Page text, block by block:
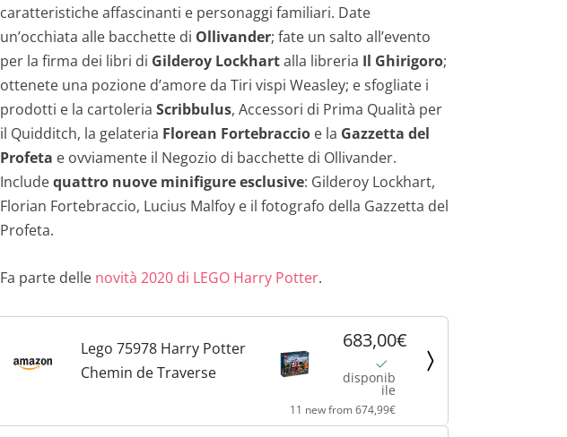
caratteristiche affascinanti e personaggi familiari. Date
un’occhiata alle bacchette di Ollivander; fate un salto all’evento
per la firma dei libri di Gilderoy Lockhartalla libreria Il Ghirigoro;
ottenete una pozione d’amore da Tiri vispi Weasley; e sfogliate i
prodotti e la cartoleria Scribbulus, Accessori di Prima Qualità per
il Quidditch, la gelateria Florean Fortebraccioe la Gazzetta del
Profeta e ovviamente il Negozio di bacchette di Ollivander.
Includequattro nuove minifigure esclusive: Gilderoy Lockhart,
Florian Fortebraccio, Lucius Malfoy e il fotografo della Gazzetta del
Profeta.
Fa parte delle novità 2020 di LEGO Harry Potter.
Lego 75978 Harry Potter
Chemin de Traverse
683,00€
disponib
ile
11 new from 674,99€